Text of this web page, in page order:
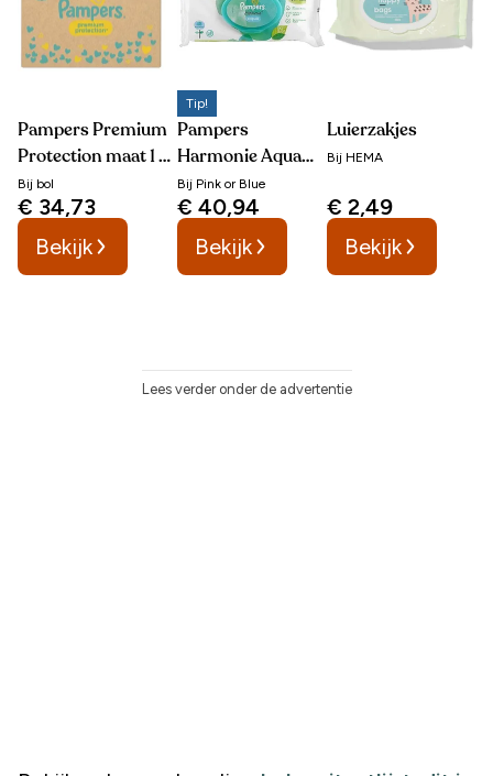
Pampers Premium
Protection maat 1 -
180 luiers
Bij bol
€ 34,73
Bekijk
Tip!
Pampers
Harmonie Aqua
(1.152
billendoekjes)
Bij Pink or Blue
€ 40,94
Bekijk
Luierzakjes
Bij HEMA
€ 2,49
Bekijk
Lees verder onder de advertentie